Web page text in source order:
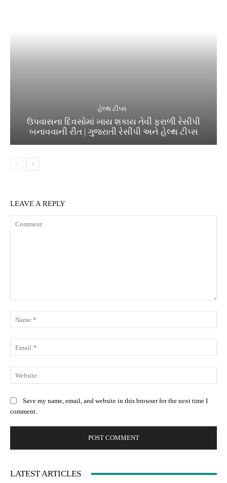
હેલ્થ ટીપ્સ
ઉપવાસના દિવસોમાં ખાય શકાય તેવી ફરાળી રેસીપી
બનાવવાની રીત | ગુજરાતી રેસીપી અને હેલ્થ ટીપ્સ
LEAVE A REPLY
Save my name, email, and website in this browser for the next time I
comment.
LATEST ARTICLES